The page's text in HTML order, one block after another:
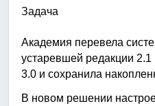
Задача
Академия перевела
устаревшей редакции
3.0 и сохранила
В новом решении